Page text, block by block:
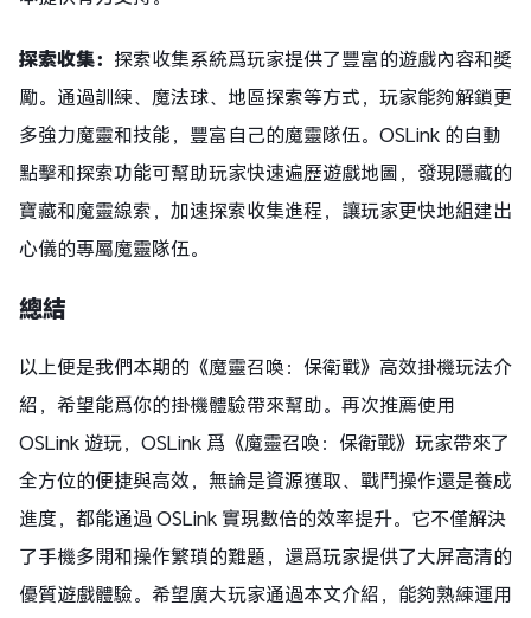
探索收集： 探索收集系統爲玩家提供了豐富的遊戲內容和獎
勵。通過訓練、魔法球、地區探索等方式，玩家能夠解鎖更
多強力魔靈和技能，豐富自己的魔靈隊伍。OSLink 的自動
點擊和探索功能可幫助玩家快速遍歷遊戲地圖，發現隱藏的
寶藏和魔靈線索，加速探索收集進程，讓玩家更快地組建出
心儀的專屬魔靈隊伍。
總結
以上便是我們本期的《魔靈召喚：保衛戰》高效掛機玩法介
紹，希望能爲你的掛機體驗帶來幫助。再次推薦使用
OSLink 遊玩，OSLink 爲《魔靈召喚：保衛戰》玩家帶來了
全方位的便捷與高效，無論是資源獲取、戰鬥操作還是養成
進度，都能通過 OSLink 實現數倍的效率提升。它不僅解決
了手機多開和操作繁瑣的難題，還爲玩家提供了大屏高清的
優質遊戲體驗。希望廣大玩家通過本文介紹，能夠熟練運用